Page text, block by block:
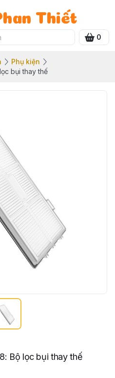
Thiết
0
Phụ kiện
bụi thay thế
Bộ lọc bụi thay thế